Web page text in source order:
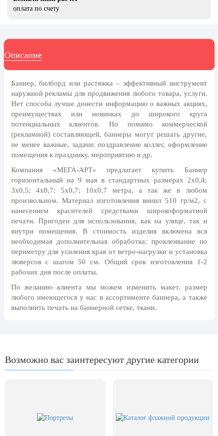
8 марта, Международный женский
день
Апрель, Месячник по
благоустройству
День геолога (первое воскресенье
апреля)
12 апреля, День космонавтики
18 апреля, Дни исторического и
1 мая, праздник Весны и Труда
6 мая, День герба и флага города
Москвы
9 мая, День Победы
24 мая, День славянской
письменности и культуры
28 мая, День пограничника
1 июня, День защиты детей
8 июня, День социального работника
12 июня, День России
Выпускной для школ и ВУЗов
8 июля, День Семьи Любви и
оплата по счету
Описание
Баннер, билборд или растяжка – эффективный инструмент
наружной рекламы для продвижения любого товара, услуги.
Нет способа лучше донести информацию о важных акциях,
преимуществах или новинках до широкого круга
потенциальных клиентов. Но помимо коммерческой
(рекламной) составляющей, баннеры могут решать другие,
не менее важные, задачи: поздравление коллег, оформление
помещения к празднику, мероприятию и др.
Компания «МЕГА-АРТ» предлагает купить Баннер
горизонтальный на 9 мая в стандартных размерах 2х0,4;
3х0,5; 4х0,7; 5х0,7; 10х0,7 метра, а так же в любом
произвольном. Материал изготовления винил 510 гр/м2, с
нанесением красителей средствами широкоформатной
печати. Пригоден для использования, как на улице, так и
внутри помещения. В стоимость изделия включена вся
необходимая дополнительная обработка: проклеивание по
периметру для усиления края от ветро-нагрузки и установка
люверсов с шагом 50 см. Общий срок изготовления 1-2
рабочих дня после оплаты.
По желанию клиента мы можем изменить макет, размер
любого имеющегося у нас в ассортименте баннера, а также
выполнить печать на баннерной сетке, ткани.
Возможно вас заинтересуют другие категории